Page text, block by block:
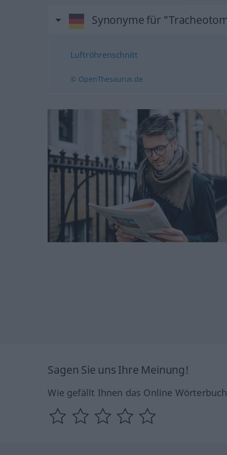
Synonyme für
Luftröhrenschnitt
© OpenThesaurus.de
Sagen Sie uns Ihre Meinung!
Wie gefällt Ihnen das Online